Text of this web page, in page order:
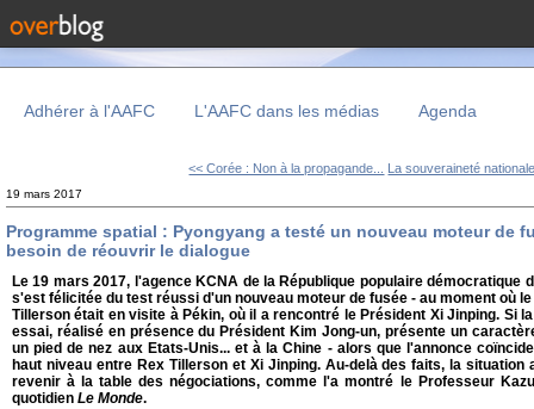
Adhérer à l'AAFC L'AAFC dans les médias Agenda
<< Corée : Non à la propagande... La souveraineté
19 mars 2017
Programme spatial : Pyongyang a testé un nouveau moteur de
besoin de réouvrir le dialogue
Le 19 mars 2017, l'agence KCNA de la République populaire démocratique
s'est félicitée du test réussi d'un nouveau moteur de fusée - au moment où
Tillerson était en visite à Pékin, où il a rencontré le Président Xi Jinping. Si
essai, réalisé en présence du Président Kim Jong-un, présente un
un pied de nez aux Etats-Unis... et à la Chine - alors que l'annonce
haut niveau entre Rex Tillerson et Xi Jinping. Au-delà des faits, la
revenir à la table des négociations, comme l'a montré le Professeur
quotidien Le Monde.